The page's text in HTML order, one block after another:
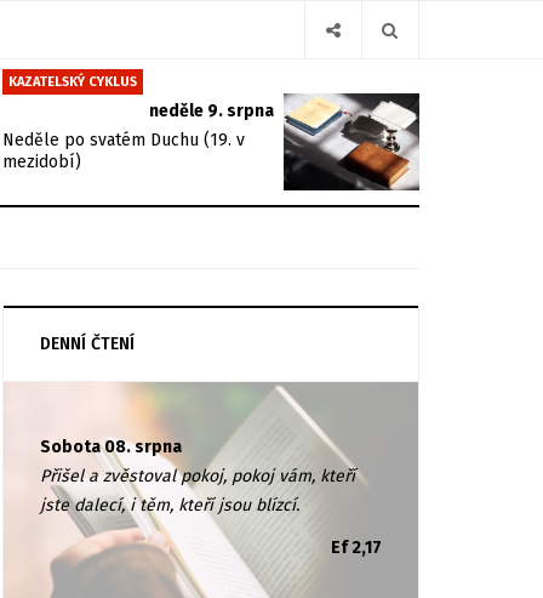
KAZATELSKÝ CYKLUS
neděle 9. srpna
Neděle po svatém Duchu (19. v
mezidobí)
DENNÍ ČTENÍ
Sobota 08. srpna
Přišel a zvěstoval pokoj, pokoj vám, kteří
jste dalecí, i těm, kteří jsou blízcí.
Ef 2,17